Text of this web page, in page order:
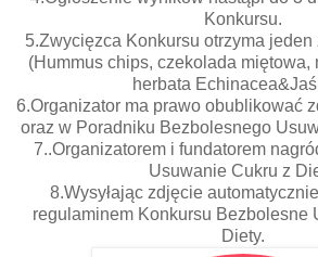
Konkursu.
5.Zwycięzca Konkursu otrzyma
(Hummus chips, czekolada miętowa,
herbata
6.Organizator ma prawo obublikować
oraz w Poradniku Bezbolesnego
7..Organizatorem i fundatorem
Usuwanie Cukru z
8.Wysyłając zdjęcie
regulaminem Konkursu Bezbolesne
Diety.